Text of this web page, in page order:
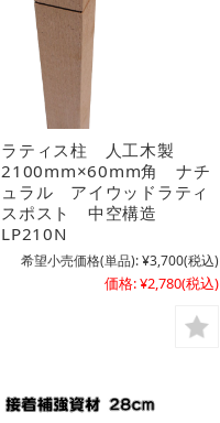
ラティス柱 人工木製
2100mm×60mm角 ナチ
ュラル アイウッドラティ
スポスト 中空構造
LP210N
希望小売価格(単品):¥3,700(税込)
価格:¥2,780(税込)